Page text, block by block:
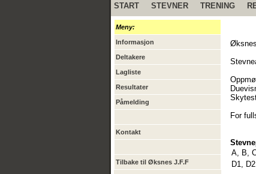
START STEVNER TRENING
Meny:
Informasjon
Deltakere
Lagliste
Resultater
Påmelding
Kontakt
Tilbake til Øksnes J.F.F
For
A, B,
D1,